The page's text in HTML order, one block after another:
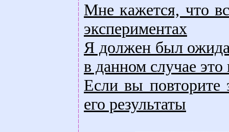
Мне кажется, что
экспериментах
Я должен был
в данном случае это
Если вы повторите
его результаты